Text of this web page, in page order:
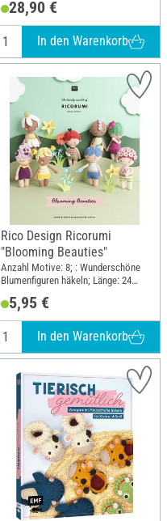
28,90 €
In den Warenkorb
Rico Design Ricorumi
"Blooming Beauties"
Anzahl Motive: 8; : Wunderschöne
Blumenfiguren häkeln; Länge: 24
5,95 €
In den Warenkorb